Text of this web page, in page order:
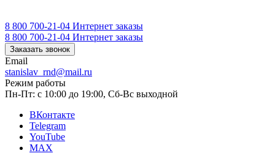
8 800 700-21-04 Интернет заказы
8 800 700-21-04 Интернет заказы
Заказать звонок
Email
stanislav_rnd@mail.ru
Режим работы
Пн-Пт: с 10:00 до 19:00, Сб-Вс выходной
ВКонтакте
Telegram
YouTube
MAX